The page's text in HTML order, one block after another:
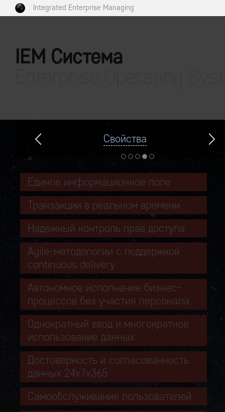
Integrated Enterprise Managing
IEM Система
Свойства
Единое информационное поле
Транзакции в реальном времени
Надежный контроль прав доступа
Agile-методологии с поддержкой
continuous delivery
Автономное исполнение бизнес-
процессов без участия персонала
Однократный ввод и многократное
использование данных
Достоверность и согласованность
данных 24х7х365
Самообслуживание пользователей